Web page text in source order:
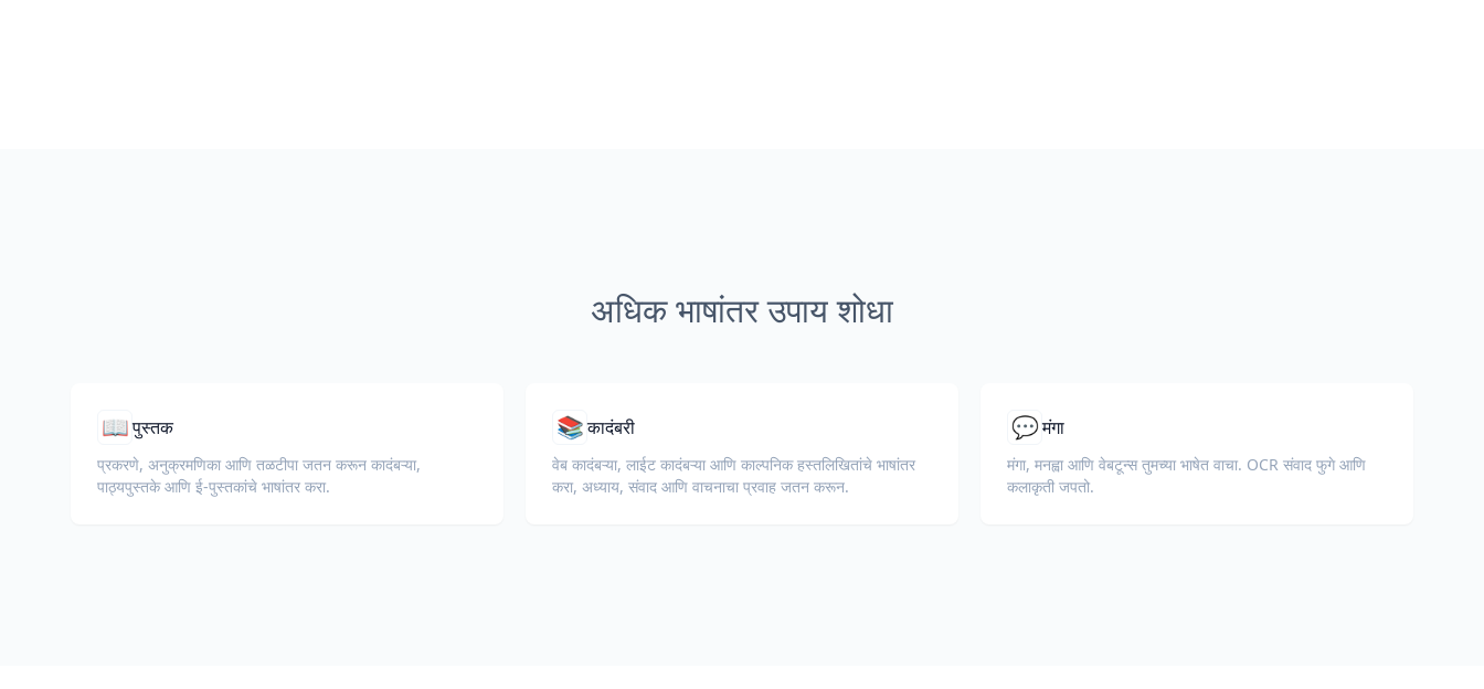
अधिक भाषांतर उपाय शोधा
📖पुस्तक
प्रकरणे, अनुक्रमणिका आणि तळटीपा जतन करून कादंबऱ्या,
पाठ्यपुस्तके आणि ई-पुस्तकांचे भाषांतर करा.
📚कादंबरी
वेब कादंबऱ्या, लाईट कादंबऱ्या आणि काल्पनिक हस्तलिखितांचे भाषांतर
करा, अध्याय, संवाद आणि वाचनाचा प्रवाह जतन करून.
💬मंगा
मंगा, मनह्वा आणि वेबटून्स तुमच्या भाषेत वाचा. OCR संवाद फुगे आणि
कलाकृती जपतो.